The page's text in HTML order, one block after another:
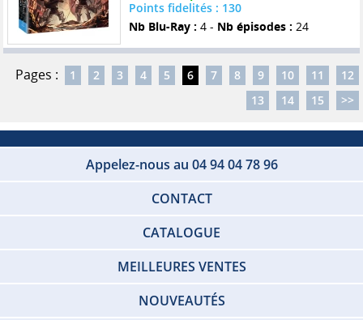
Points fidelités : 130
Nb Blu-Ray : 4 - Nb épisodes : 24
Pages : 1 2 3 4 5 6 7 8 9 10 11
12
13
14 15 >>
Appelez-nous au 04 94 04 78 96
CONTACT
CATALOGUE
MEILLEURES VENTES
NOUVEAUTÉS